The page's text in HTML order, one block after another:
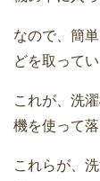
なので、簡
どを取って
これが、洗
機を使って
これらが、